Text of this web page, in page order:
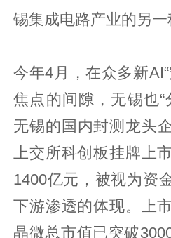
锡集成电路产业的另一
今年4月，在众多新
焦点的间隙，无锡也“
无锡的国内封测龙头
上交所科创板挂牌上
1400亿元，被视为资
下游渗透的体现。上
晶微总市值已突破